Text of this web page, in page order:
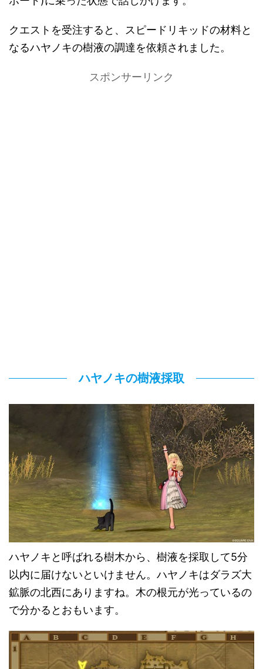
クエストを受注すると、スピードリキッドの材料と
なるハヤノキの樹液の調達を依頼されました。
スポンサーリンク
ハヤノキの樹液採取
ハヤノキと呼ばれる樹木から、樹液を採取して5分
以内に届けないといけません。ハヤノキはダラズ大
鉱脈の北西にありますね。木の根元が光っているの
で分かるとおもいます。